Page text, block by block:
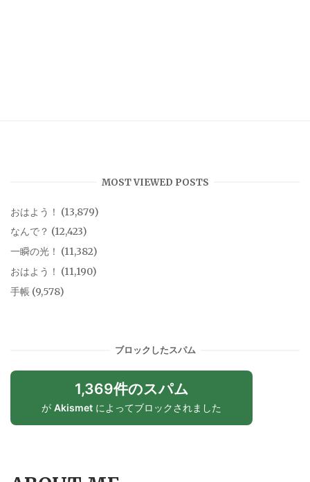
MOST VIEWED POSTS
おはよう！ (13,879)
なんで？ (12,423)
一瞬の光！ (11,382)
おはよう！ (11,190)
手帳 (9,578)
ブロックしたスパム
1,369件のスパム
が Akismet によってブロックされました